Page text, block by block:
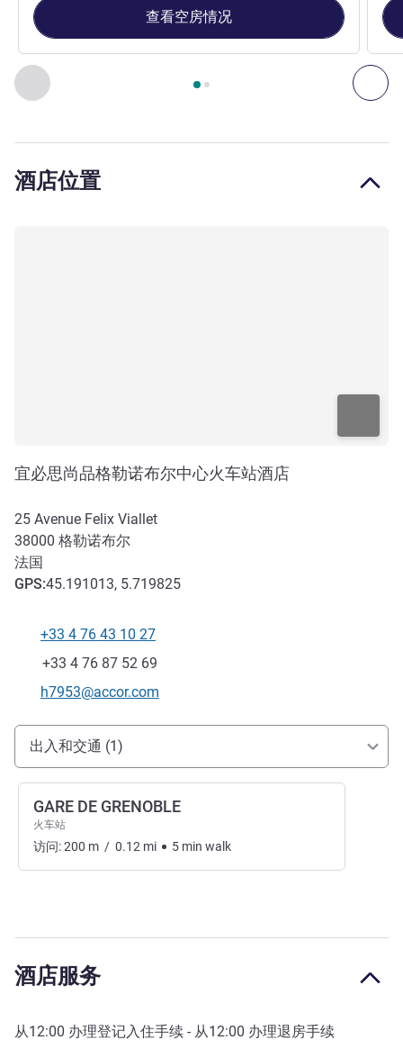
上一个 - 客房 下
第 页，共 , 客房 1 : 标准房，配备 1 张双人床 , 客房 2 :
查看空房情况
酒店位置
宜必思尚品格勒诺布尔中心火车站酒店
25 Avenue Felix Viallet
38000 格勒诺布尔
法国
GPS:45.191013, 5.719825
电话
+33 4 76 43 10 27
传真
+33 4 76 87 52 69
联系电子邮件
h7953@accor.com
抵达和交通
出入和交通 (1)
GARE DE GRENOBLE
火车站
访问:200 m / 0.12 mi 5 min walk
酒店服务
从12:00 办理登记入住手续 - 从12:00 办理退房手续